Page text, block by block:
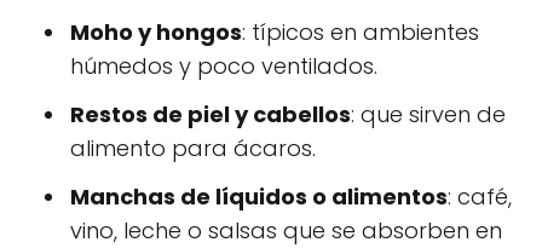
Moho y hongos: típicos en ambientes
húmedos y poco ventilados.
Restos de piel y cabellos: que sirven de
alimento para ácaros.
Manchas de líquidos o alimentos: café,
vino, leche o salsas que se absorben en